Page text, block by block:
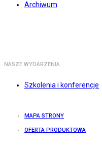
Archiwum
NASZE WYDARZENIA
Szkolenia i konferencje
MAPA STRONY
OFERTA PRODUKTOWA